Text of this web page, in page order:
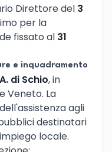
Direttore del 3
per la
fissato al 31
e inquadramento
di Schio, in
Veneto. La
agli
destinatari
locale.